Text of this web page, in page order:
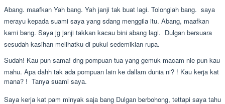
Abang. maafkan Yah bang. Yah janji tak buat lagi. Tolonglah bang.  saya
merayu kepada suami saya yang sdang menggila itu. Abang, maafkan
kami bang. Saya jg janji takkan kacau bini abang lagi.  Dulgan bersuara
sesudah kasihan melihatku di pukul sedemikian rupa.
Sudah! Kau pun sama! dng pompuan tua yang gemuk macam nie pun kau
mahu. Apa dahh tak ada pompuan lain ke dallam dunia ni? ! Kau kerja kat
mana? !  Tanya suami saya.
Saya kerja kat pam minyak saja bang Dulgan berbohong, tettapi saya tahu